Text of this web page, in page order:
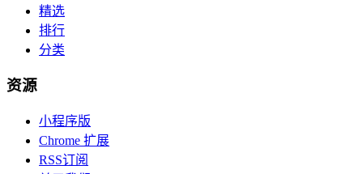
精选
排行
分类
资源
小程序版
Chrome 扩展
RSS订阅